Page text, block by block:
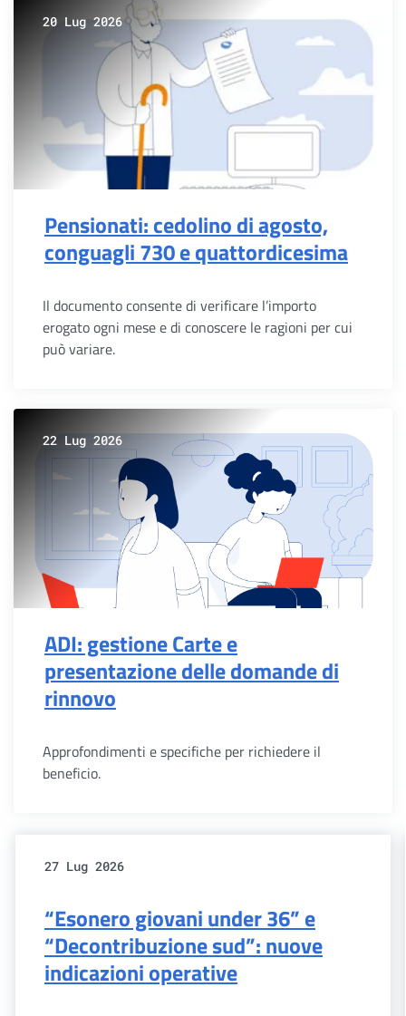
20 Lug 2026
Pensionati: cedolino di agosto,
conguagli 730 e quattordicesima
Il documento consente di verificare l’importo
erogato ogni mese e di conoscere le ragioni per cui
può variare.
22 Lug 2026
ADI: gestione Carte e
presentazione delle domande di
rinnovo
Approfondimenti e specifiche per richiedere il
beneficio.
27 Lug 2026
“Esonero giovani under 36” e
“Decontribuzione sud”: nuove
indicazioni operative